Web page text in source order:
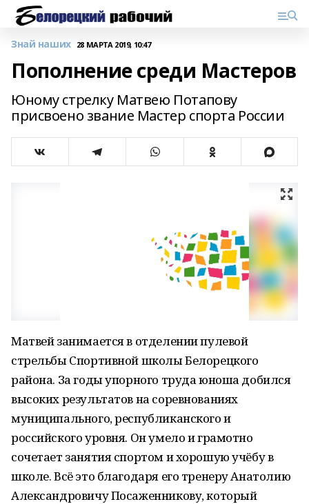
Знай наших 28 МАРТА 2019, 10:47
Пополнение среди Мастеров
Юному стрелку Матвею Потапову
присвоено звание Мастер спорта России
Матвей занимается в отделении пулевой
стрельбы Спортивной школы Белорецкого
района. За годы упорного труда юноша добился
высоких результатов на соревнованиях
муниципального, республиканского и
российского уровня. Он умело и грамотно
сочетает занятия спортом и хорошую учёбу в
школе. Всё это благодаря его тренеру Анатолию
Александровичу Посаженникову, который